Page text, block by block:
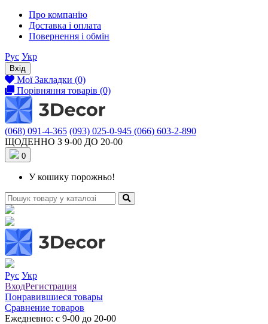
Про компанію
Доставка і оплата
Повернення і обмін
Рус Укр
Вхід
Мої Закладки (0)
Порівняння товарів (0)
(068) 091-4-365 (093) 025-0-945 (066) 603-2-890
ЩОДЕННО З 9-00 ДО 20-00
0
У кошику порожньо!
Рус Укр
ВходРегистрация
Понравившиеся товары
Сравнение товаров
Ежедневно: с 9-00 до 20-00